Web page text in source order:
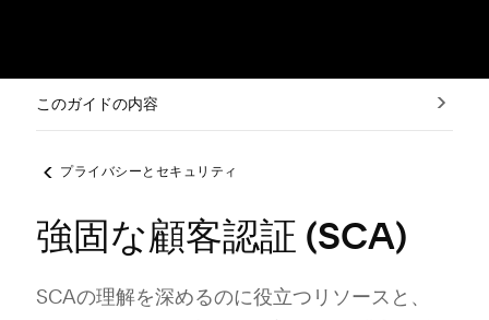
このガイドの内容
プライバシーとセキュリティ
強固な顧客認証 (SCA)
SCAの理解を深めるのに役立つリソ⁠ースと⁠、